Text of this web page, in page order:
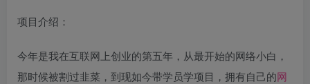
项目介绍：
今年是我在互联网上创业的第五年，从最开始的网络小白，
那时候被割过韭菜，到现如今带学员学项目，拥有自己的网